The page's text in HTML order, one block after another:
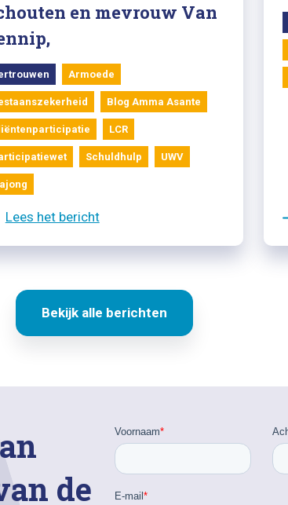
en mevrouw Van
Armoede
Blog Amma Asante
LCR
Schuldhulp UWV
Lees het bericht
Bekijk alle berichten
de